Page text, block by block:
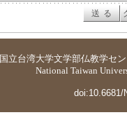
国立台湾大学文学部仏教学セ
National Taiwan
doi:10.6681/